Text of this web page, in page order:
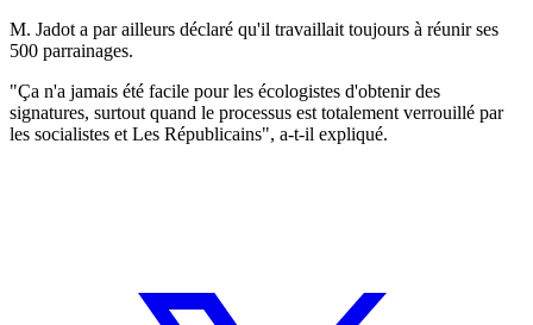
M. Jadot a par ailleurs déclaré qu'il travaillait toujours à réunir ses
500 parrainages.
"Ça n'a jamais été facile pour les écologistes d'obtenir des
signatures, surtout quand le processus est totalement verrouillé par
les socialistes et Les Républicains", a-t-il expliqué.